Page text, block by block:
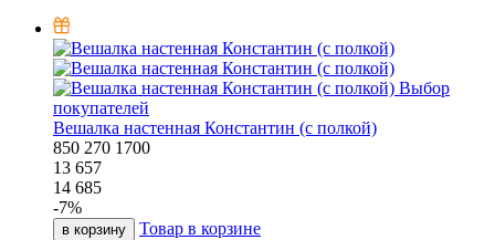
Выбор
покупателей
Вешалка настенная Константин (с полкой)
850 270 1700
13 657
14 685
-7%
в корзину Товар в корзине